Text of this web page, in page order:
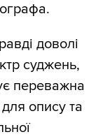
доволі
суджень,
переважна
опису та